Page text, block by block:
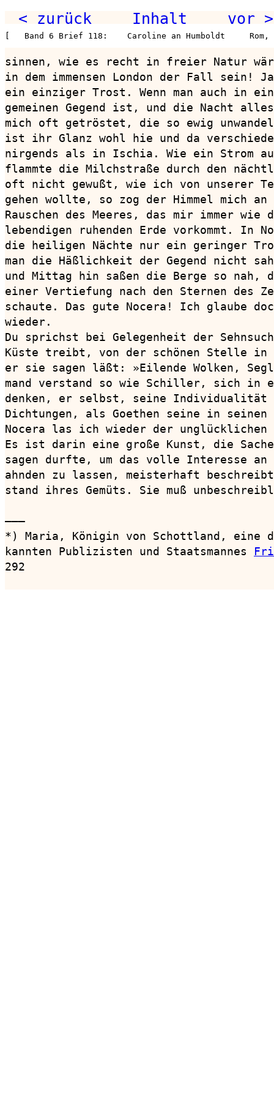
< zurück Inhalt vor >
[   Band 6 Brief 118:    Caroline an Humboldt     Rom,
sinnen, wie es recht in freier Natur
in dem immensen London der Fall sein!
ein einziger Trost. Wenn man auch in
gemeinen Gegend ist, und die Nacht
mich oft getröstet, die so ewig
ist ihr Glanz wohl hie und da
nirgends als in Ischia. Wie ein Strom
flammte die Milchstraße durch den
oft nicht gewußt, wie ich von unserer
gehen wollte, so zog der Himmel mich an
Rauschen des Meeres, das mir immer wie
lebendigen ruhenden Erde vorkommt. In
die heiligen Nächte nur ein geringer
man die Häßlichkeit der Gegend nicht
und Mittag hin saßen die Berge so nah,
einer Vertiefung nach den Sternen des
schaute. Das gute Nocera! Ich glaube
wieder.
Du sprichst bei Gelegenheit der
Küste treibt, von der schönen Stelle
er sie sagen läßt: »Eilende Wolken,
mand verstand so wie Schiller, sich in
denken, er selbst, seine Individualität
Dichtungen, als Goethen seine in
Nocera las ich wieder der unglücklichen
Es ist darin eine große Kunst, die
sagen durfte, um das volle Interesse
ahnden zu lassen, meisterhaft
stand ihres Gemüts. Sie muß
———
*) Maria, Königin von Schottland, eine
kannten Publizisten und Staatsmannes
292